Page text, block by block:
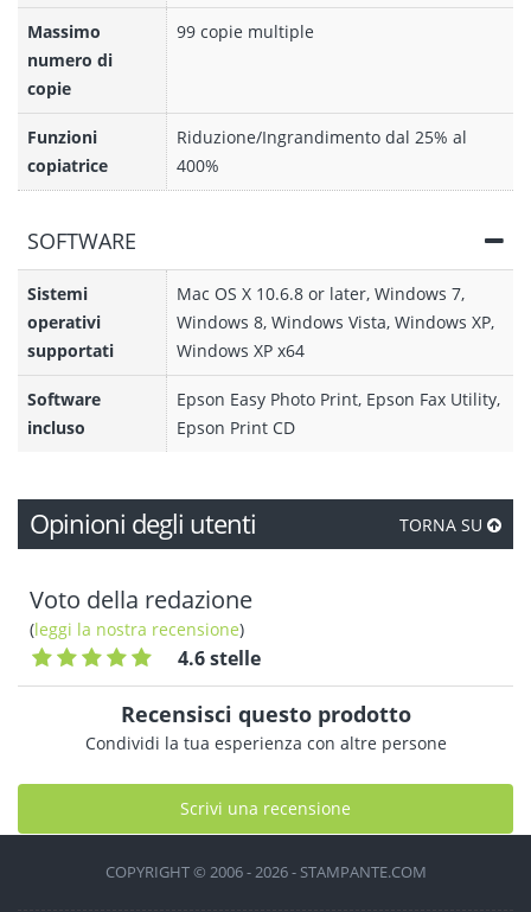
Massimo
numero di
copie
99 copie multiple
Funzioni
copiatrice
Riduzione/Ingrandimento dal 25% al
400%
SOFTWARE
Sistemi
operativi
supportati
Mac OS X 10.6.8 or later, Windows 7,
Windows 8, Windows Vista, Windows XP,
Windows XP x64
Software
incluso
Epson Easy Photo Print, Epson Fax Utility,
Epson Print CD
Opinioni degli utenti TORNA SU
Voto della redazione
(leggi la nostra recensione)
4.6 stelle
Recensisci questo prodotto
Condividi la tua esperienza con altre persone
Scrivi una recensione
COPYRIGHT © 2006 - 2026 - STAMPANTE.COM